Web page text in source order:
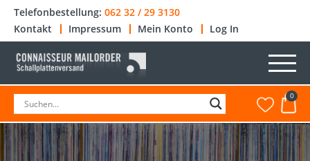
Telefonbestellung: 062 32 / 29 3130
Kontakt
Impressum Mein Konto Log In
0